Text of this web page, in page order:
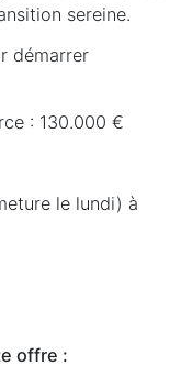
sereine.
démarrer
: 130.000 €
le lundi) à
offre :